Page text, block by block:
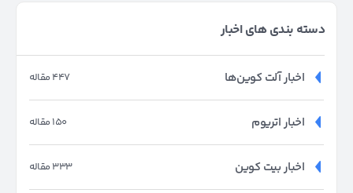
دسته بندی های اخبار
447 مقاله اخبار آلت کوین‌ها
150 مقاله اخبار اتریوم
333 مقاله اخبار بیت کوین